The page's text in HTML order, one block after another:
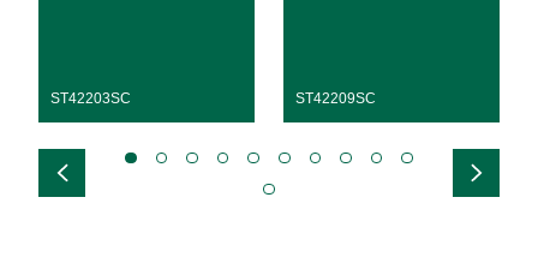
ST42203SC ST42209SC